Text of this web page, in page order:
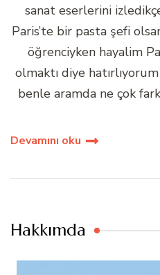
sanat eserlerini
Paris’te bir pasta şefi
öğrenciyken hayalim
olmaktı diye
benle aramda ne çok
Devamını oku
Hakkımda